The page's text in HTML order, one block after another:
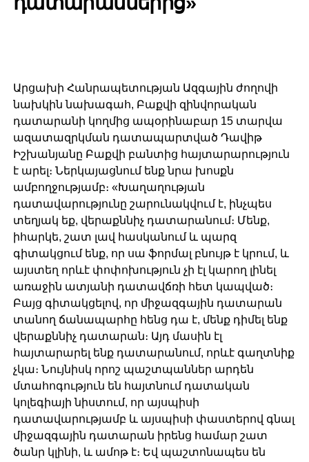
Արցախի Հանրապետության Ազգային ժողովի
նախկին նախագահ, Բաքվի զինվորական
դատարանի կողմից ապօրինաբար 15 տարվա
ազատազրկման դատապարտված Դավիթ
Իշխանյանը Բաքվի բանտից հայտարարություն
է արել։ Ներկայացնում ենք նրա խոսքն
ամբողջությամբ։ «Խաղաղության
դատավարությունը շարունակվում է, ինչպես
տեղյակ եք, վերաքննիչ դատարանում։ Մենք,
իհարկե, շատ լավ հասկանում և պարզ
գիտակցում ենք, որ սա ֆորմալ բնույթ է կրում, և
այստեղ որևէ փոփոխություն չի էլ կարող լինել
առաջին ատյանի դատավճռի հետ կապված։
Բայց գիտակցելով, որ միջազգային դատարան
տանող ճանապարհը հենց դա է, մենք դիմել ենք
վերաքննիչ դատարան։ Այդ մասին էլ
հայտարարել ենք դատարանում, որևէ գաղտնիք
չկա։ Նույնիսկ որոշ պաշտպաններ արդեն
մտահոգություն են հայտնում դատական
կոլեգիայի նիստում, որ այսպիսի
դատավարությամբ և այսպիսի փաստերով գնալ
միջազգային դատարան իրենց համար շատ
ծանր կլինի, և ամոթ է։ Եվ պաշտոնապես են